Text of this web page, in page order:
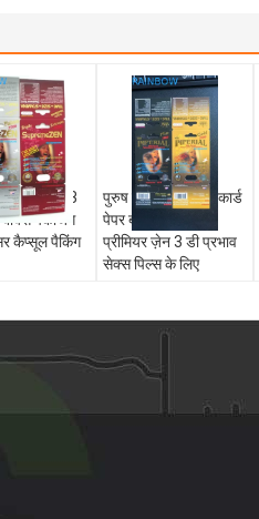
/ राइनो 13
बॉक्स पैकेजिंग
कैप्सूल पैकिंग
पुरुष शक्ति यौन 3 डी कार्ड
पेपर बॉक्स पैकेजिंग
प्रीमियर ज़ेन 3 डी प्रभाव
सेक्स पिल्स के लिए